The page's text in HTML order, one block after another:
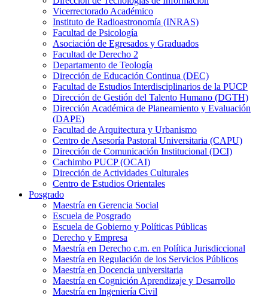
Vicerrectorado Académico
Instituto de Radioastronomía (INRAS)
Facultad de Psicología
Asociación de Egresados y Graduados
Facultad de Derecho 2
Departamento de Teología
Dirección de Educación Continua (DEC)
Facultad de Estudios Interdisciplinarios de la PUCP
Dirección de Gestión del Talento Humano (DGTH)
Dirección Académica de Planeamiento y Evaluación
(DAPE)
Facultad de Arquitectura y Urbanismo
Centro de Asesoría Pastoral Universitaria (CAPU)
Dirección de Comunicación Institucional (DCI)
Cachimbo PUCP (OCAI)
Dirección de Actividades Culturales
Centro de Estudios Orientales
Posgrado
Maestría en Gerencia Social
Escuela de Posgrado
Escuela de Gobierno y Políticas Públicas
Derecho y Empresa
Maestría en Derecho c.m. en Política Jurisdiccional
Maestría en Regulación de los Servicios Públicos
Maestría en Docencia universitaria
Maestría en Cognición Aprendizaje y Desarrollo
Maestría en Ingeniería Civil